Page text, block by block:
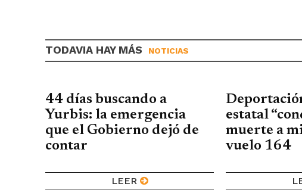
TODAVIA HAY MÁS NOTICIAS
44 días buscando a
Yurbis: la emergencia
que el Gobierno dejó de
contar
LEER
estatal
muerte a
vuelo 164